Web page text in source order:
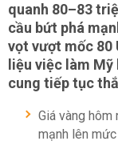
quanh 80–83
cầu bứt phá
vọt vượt mốc 80
liệu việc làm
cung tiếp tục
Giá vàng hôm
mạnh lên